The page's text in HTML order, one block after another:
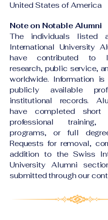
United States of America
Note on Notable Alumni
The individuals listed
International University
have contributed to
research, public service,
worldwide. Information
publicly available
institutional records.
have completed short
professional training,
programs, or full
Requests for removal,
addition to the Swiss
University Alumni
submitted through our